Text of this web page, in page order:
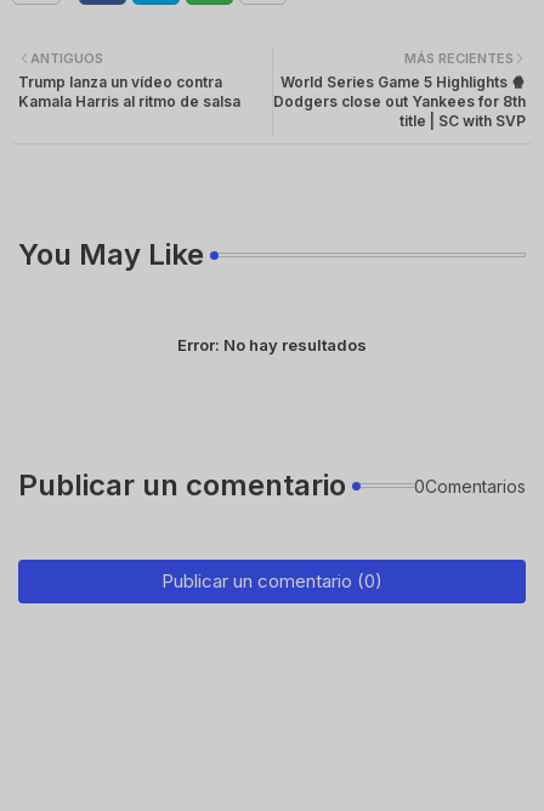
MÁS RECIENTES
World Series Game 5 Highlights 🍿
Dodgers close out Yankees for 8th
title | SC with SVP
ANTIGUOS
Trump lanza un vídeo contra
Kamala Harris al ritmo de salsa
You May Like
Error: No hay resultados
Publicar un comentario 0Comentarios
Publicar un comentario (0)